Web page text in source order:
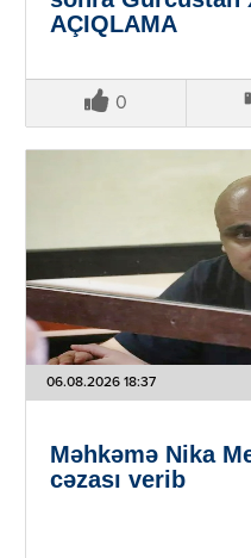
AÇIQLAMA
0
06.08.2026 18:37
Məhkəmə Nika
cəzası verib